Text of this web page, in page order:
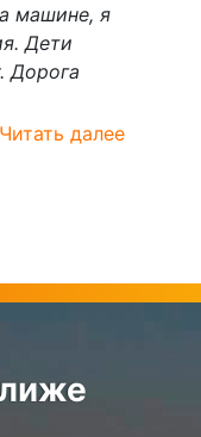
машине, я
Дети
Дорога
Читать далее